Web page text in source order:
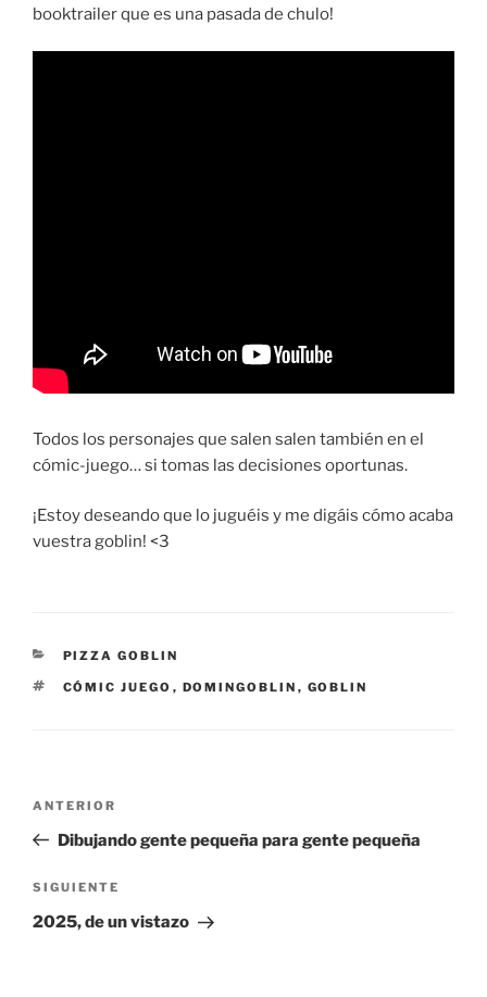
booktrailer que es una pasada de chulo!
Todos los personajes que salen salen también en el
cómic-juego… si tomas las decisiones oportunas.
¡Estoy deseando que lo juguéis y me digáis cómo acaba
vuestra goblin! <3
CATEGORÍAS
PIZZA GOBLIN
ETIQUETAS
CÓMIC JUEGO , DOMINGOBLIN , GOBLIN
entradas
Entrada
anterior:
ANTERIOR
Dibujando gente pequeña para gente pequeña
Siguiente
entrada
SIGUIENTE
2025, de un vistazo